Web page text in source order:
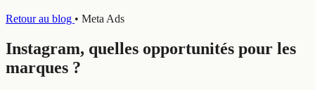
Retour au blog • Meta Ads
Instagram, quelles opportunités pour les
marques ?